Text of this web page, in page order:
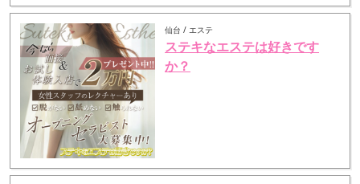
仙台 / エステ
ステキなエステは好きです
か？